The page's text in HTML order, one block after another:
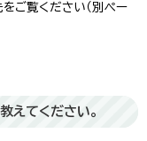
ご覧ください（別ペー
てください。